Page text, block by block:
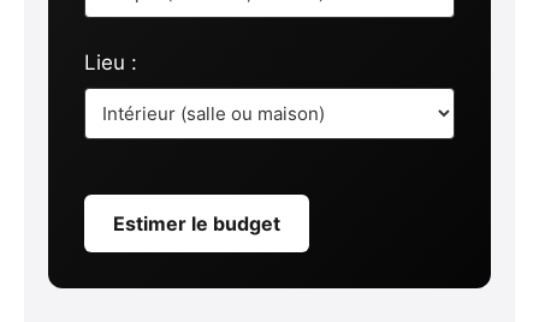
Lieu :
Estimer le budget